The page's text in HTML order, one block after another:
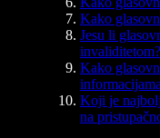
Kako
Jesu li
invaliditetom?
Kako
Koji je
na